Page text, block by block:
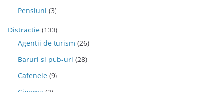
Pensiuni (3)
Distractie (133)
Agentii de turism (26)
Baruri si pub-uri (28)
Cafenele (9)